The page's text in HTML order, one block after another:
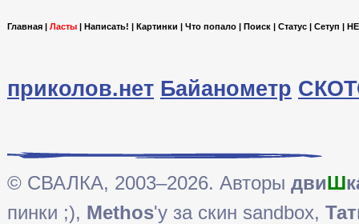
Главная | Ласты | Написать! | Картинки | Что попало | Поиск | Статус | Сетуп |
приколов.нет Байанометр
© СВАЛКА, 2003–2026. Авторы двиШ
пинки ;), Methos'у за скин sandbox,